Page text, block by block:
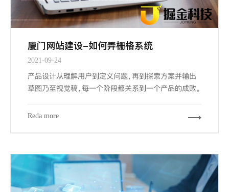
厦门网站建设-如何弄栅格系统
2021-09-24
产品设计从理解用户到定义问题，再到探索方案并输出
草图乃至视觉稿，每一个阶段都关系到一个产品的成败。
阶段，也是最大程度占据我们工作场景的内容。其中关键
Reda more